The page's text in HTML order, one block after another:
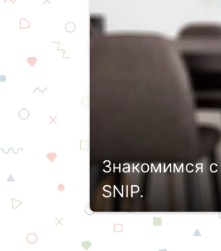
Знакомимся
SNIP.
На сегодняшний